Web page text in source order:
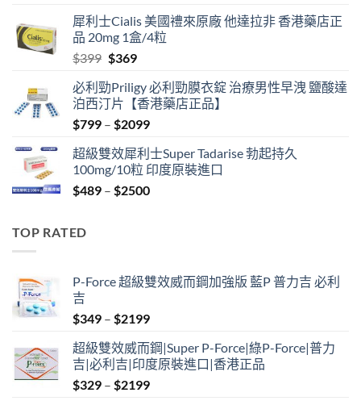
was:
$500.
is:
$450.
犀利士Cialis 美國禮來原廠 他達拉非 香港藥店正
品 20mg 1盒/4粒
$399 Original
was:
$399.
$369Current
is:
$369.
必利勁Priligy 必利勁膜衣錠 治療男性早洩 鹽酸達
泊西汀片【香港藥店正品】
$799 – $2099Price
$799
through
$2099
超級雙效犀利士Super Tadarise 勃起持久
100mg/10粒 印度原裝進口
$489 – $2500Price
TOP RATED
P-Force 超級雙效威而鋼加強版 藍P 普力吉 必利
吉
$349 – $2199Price
$349
through
$2199
超級雙效威而鋼|Super P-Force|綠P-Force|普力
吉|必利吉|印度原裝進口|香港正品
$329 – $2199Price